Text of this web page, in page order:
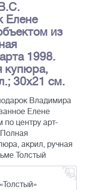
Елене
из
1998.
купюра,
30x21 см.
Владимира
Елене
по центру арт-
акрил, ручная
Толстый